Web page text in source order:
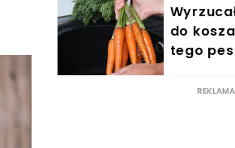
do
tego